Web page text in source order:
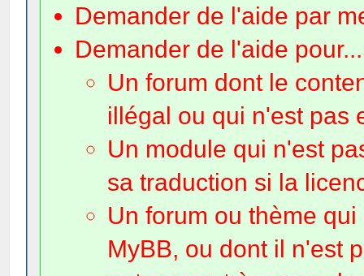
Demander de l'aide par
Demander de l'aide pour...
Un forum dont le
illégal ou qui n'est pas
Un module qui n'est
sa traduction si la
Un forum ou thème
MyBB, ou dont il n'est